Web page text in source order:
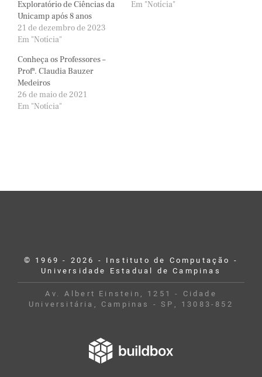
Exploratório de Ciências da
Unicamp após 8 anos
21 de dezembro de 2023
Em "Notícia"
Em "Notícia"
Conheça os Professores –
Profª. Claudia Bauzer
Medeiros
26 de maio de 2021
Em "Notícia"
© 1969 - 2026 - Instituto de Computação -
Universidade Estadual de Campinas
Av. Albert Einstein, 1251 - Cidade
Universitária, Campinas - SP, 13083-852